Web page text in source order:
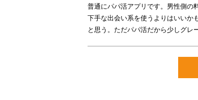
探し、就活相談等、様々な目
普通にパパ活アプリです。男性側の
下手な出会い系を使うよりはいいか
と思う。ただパパ活だから少しグレ